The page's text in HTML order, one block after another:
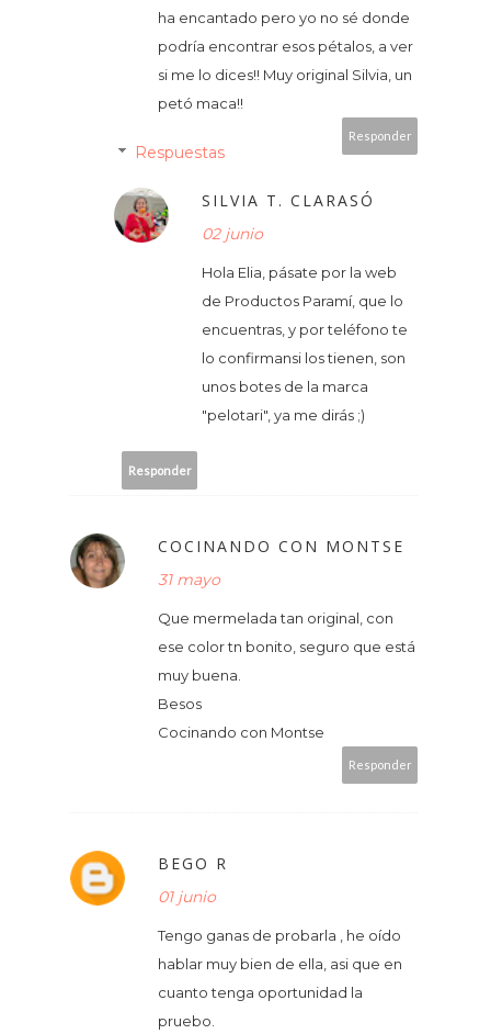
ha encantado pero yo no sé donde
podría encontrar esos pétalos, a ver
si me lo dices!! Muy original Silvia, un
petó maca!!
Responder
Respuestas
SILVIA T. CLARASÓ
02 junio
Hola Elia, pásate por la web
de Productos Paramí, que lo
encuentras, y por teléfono te
lo confirmansi los tienen, son
unos botes de la marca
"pelotari", ya me dirás ;)
Responder
COCINANDO CON MONTSE
31 mayo
Que mermelada tan original, con
ese color tn bonito, seguro que está
muy buena.
Besos
Cocinando con Montse
Responder
BEGO R
01 junio
Tengo ganas de probarla , he oído
hablar muy bien de ella, asi que en
cuanto tenga oportunidad la
pruebo.